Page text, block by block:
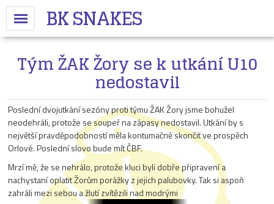
BK SNAKES
Tým ŽAK Žory se k utkání U10
nedostavil
Poslední dvojutkání sezóny proti týmu ŽAK Žory jsme bohužel
neodehráli, protože se soupeř na zápasy nedostavil. Utkání by s
největší pravděpodobností měla kontumačně skončit ve prospěch
Orlové. Poslední slovo bude mít ČBF.
Mrzí mě, že se nehrálo, protože kluci byli dobře připravení a
nachystaní oplatit Žorům porážky z jejich palubovky. Tak si aspoň
zahráli mezi sebou a žlutí zvítězili nad modrými